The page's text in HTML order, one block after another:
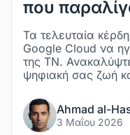
που
Τα τελευταία
Google Cloud να
της ΤΝ. Ανακαλύψτε
ψηφιακή σας ζωή
Ahmad al-
3 Μαΐου 2026